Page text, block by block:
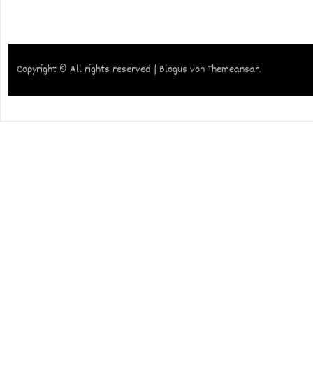
Copyright © All rights reserved | Blogus vonThemeansar.